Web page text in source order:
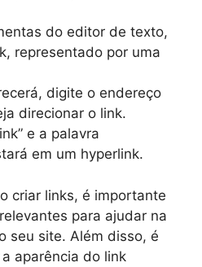
do editor de texto,
representado por uma
digite o endereço
direcionar o link.
e a palavra
em um hyperlink.
criar links, é importante
para ajudar na
seu site. Além disso, é
aparência do link